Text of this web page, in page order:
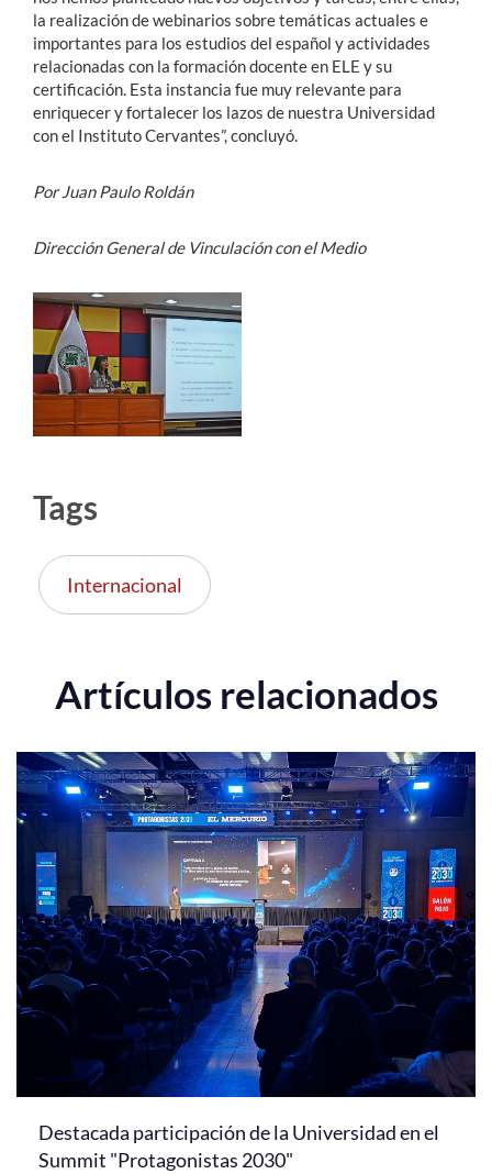
la realización de webinarios sobre temáticas actuales e
importantes para los estudios del español y actividades
relacionadas con la formación docente en ELE y su
certificación. Esta instancia fue muy relevante para
enriquecer y fortalecer los lazos de nuestra Universidad
con el Instituto Cervantes”, concluyó.
Por Juan Paulo Roldán
Dirección General de Vinculación con el Medio
Tags
Internacional
Artículos relacionados
Destacada participación de la Universidad en el
Summit "Protagonistas 2030"